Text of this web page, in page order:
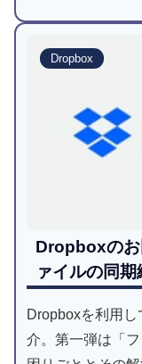
Dropbox
Dropboxの
ァイルの同期
Dropboxを利用
介。第一弾は「